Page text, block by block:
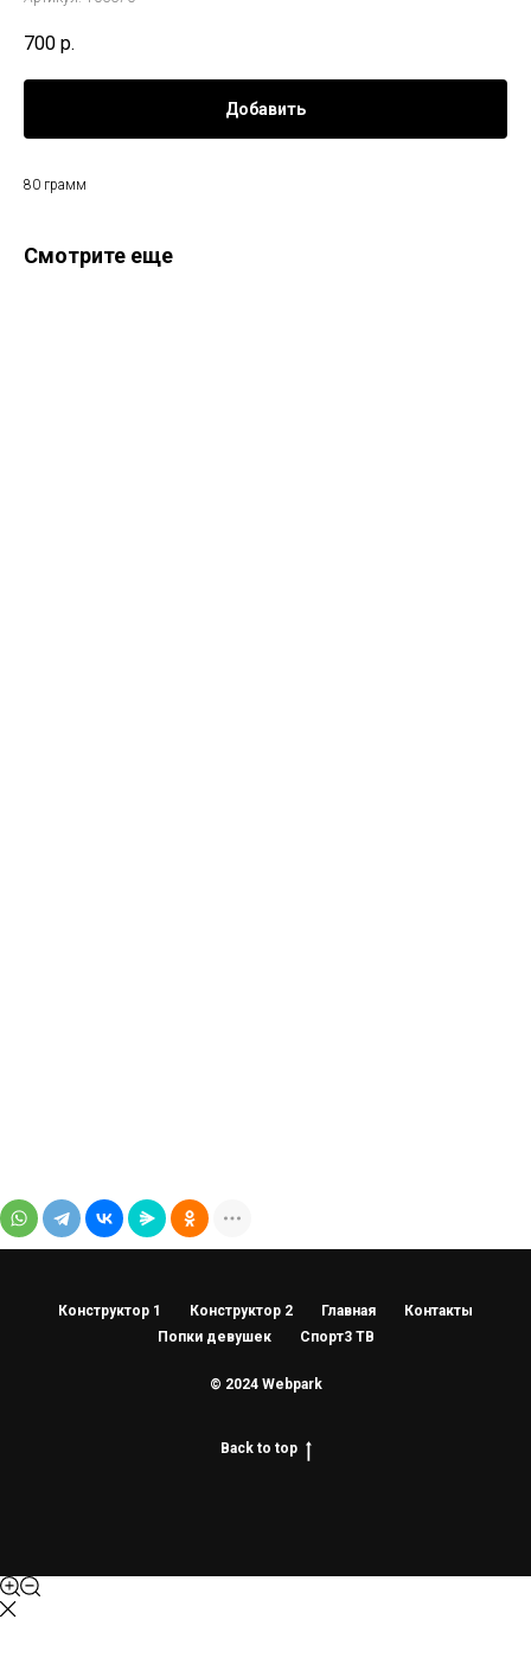
700 р.
Добавить
80 грамм
Смотрите еще
Конструктор 1 Конструктор 2 Главная
Контакты
Попки девушек
Спорт3 ТВ
© 2024 Webpark
Back to top